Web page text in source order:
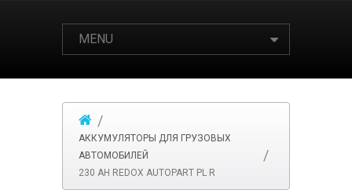
MENU
АККУМУЛЯТОРЫ ДЛЯ ГРУЗОВЫХ
АВТОМОБИЛЕЙ
230 АH REDOX AUTOPART PL R